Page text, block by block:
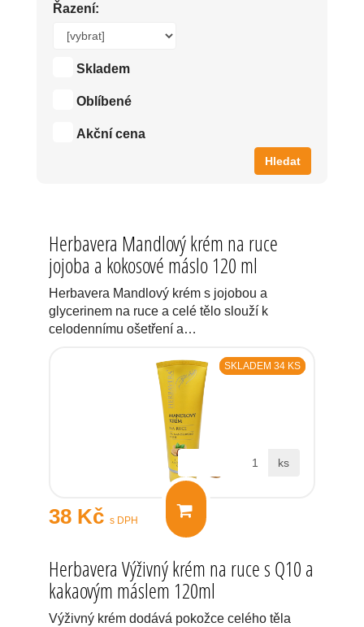
Řazení:
Skladem
Oblíbené
Akční cena
Hledat
Herbavera Mandlový krém na ruce
jojoba a kokosové máslo 120 ml
Herbavera Mandlový krém s jojobou a
glycerinem na ruce a celé tělo slouží k
celodennímu ošetření a…
SKLADEM 34 KS
38 Kč s DPH
ks
Herbavera Výživný krém na ruce s Q10 a
kakaovým máslem 120ml
Výživný krém dodává pokožce celého těla